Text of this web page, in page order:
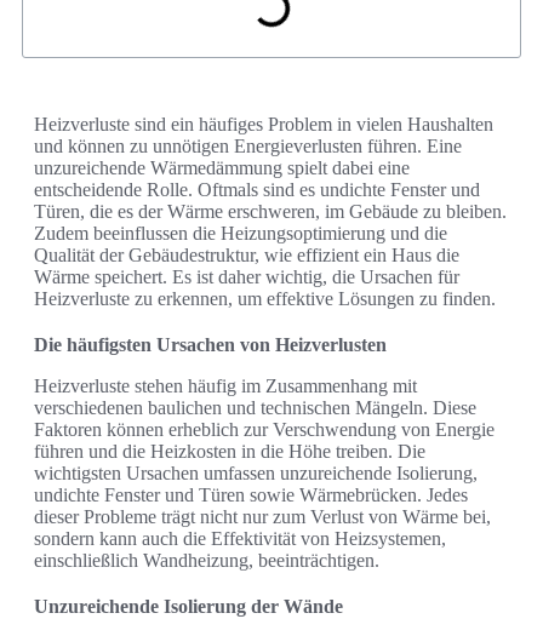
Heizverluste sind ein häufiges Problem in vielen Haushalten
und können zu unnötigen Energieverlusten führen. Eine
unzureichende Wärmedämmung spielt dabei eine
entscheidende Rolle. Oftmals sind es undichte Fenster und
Türen, die es der Wärme erschweren, im Gebäude zu bleiben.
Zudem beeinflussen die Heizungsoptimierung und die
Qualität der Gebäudestruktur, wie effizient ein Haus die
Wärme speichert. Es ist daher wichtig, die Ursachen für
Heizverluste zu erkennen, um effektive Lösungen zu finden.
Die häufigsten Ursachen von Heizverlusten
Heizverluste stehen häufig im Zusammenhang mit
verschiedenen baulichen und technischen Mängeln. Diese
Faktoren können erheblich zur Verschwendung von Energie
führen und die Heizkosten in die Höhe treiben. Die
wichtigsten Ursachen umfassen unzureichende Isolierung,
undichte Fenster und Türen sowie Wärmebrücken. Jedes
dieser Probleme trägt nicht nur zum Verlust von Wärme bei,
sondern kann auch die Effektivität von Heizsystemen,
einschließlich Wandheizung, beeinträchtigen.
Unzureichende Isolierung der Wände